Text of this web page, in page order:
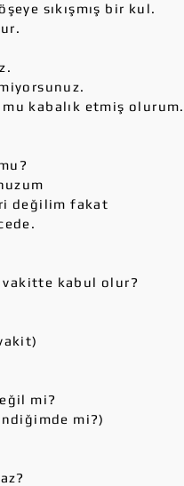
sıkışmış bir kul.
mu kabalık etmiş olurum.
değilim fakat
vakitte kabul olur?
mi?
mi?)